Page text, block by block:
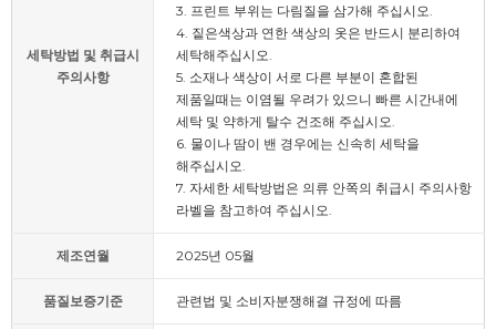
세탁방법 및 취급시
주의사항
3. 프린트 부위는 다림질을 삼가해 주십시오.
4. 짙은색상과 연한 색상의 옷은 반드시 분리하여
세탁해주십시오.
5. 소재나 색상이 서로 다른 부분이 혼합된
제품일때는 이염될 우려가 있으니 빠른 시간내에
세탁 및 약하게 탈수 건조해 주십시오.
6. 물이나 땀이 밴 경우에는 신속히 세탁을
해주십시오.
7. 자세한 세탁방법은 의류 안쪽의 취급시 주의사항
라벨을 참고하여 주십시오.
제조연월 2025년 05월
품질보증기준 관련법 및 소비자분쟁해결 규정에 따름